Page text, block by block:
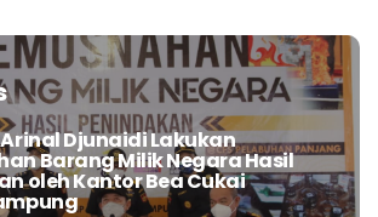
Djunaidi Lakukan
Barang Milik Negara Hasil
oleh Kantor Bea Cukai